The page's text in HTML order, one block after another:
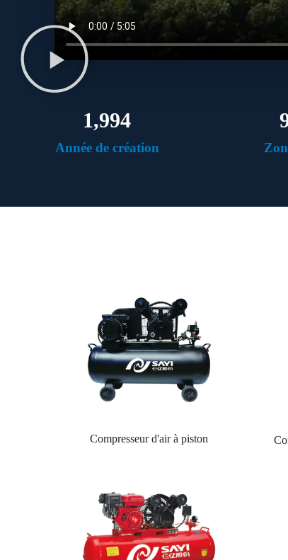
Année de création
1,994
Compresseur d'air à piston